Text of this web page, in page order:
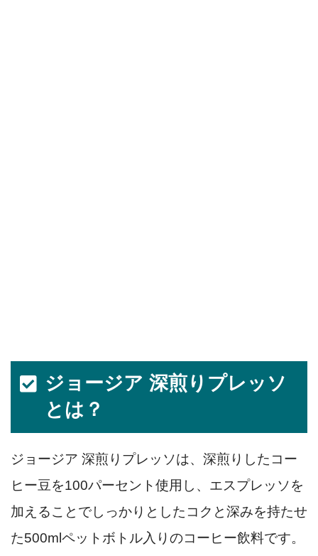
ジョージア 深煎りプレッソ
とは？
ジョージア 深煎りプレッソは、深煎りしたコー
ヒー豆を100パーセント使用し、エスプレッソを
加えることでしっかりとしたコクと深みを持たせ
た500mlペットボトル入りのコーヒー飲料です。